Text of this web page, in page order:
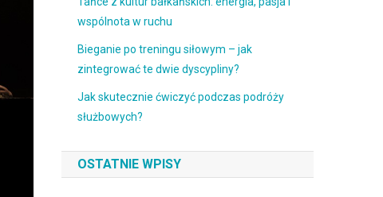
wspólnota w ruchu
Bieganie po treningu siłowym – jak
zintegrować te dwie dyscypliny?
Jak skutecznie ćwiczyć podczas podróży
służbowych?
OSTATNIE WPISY